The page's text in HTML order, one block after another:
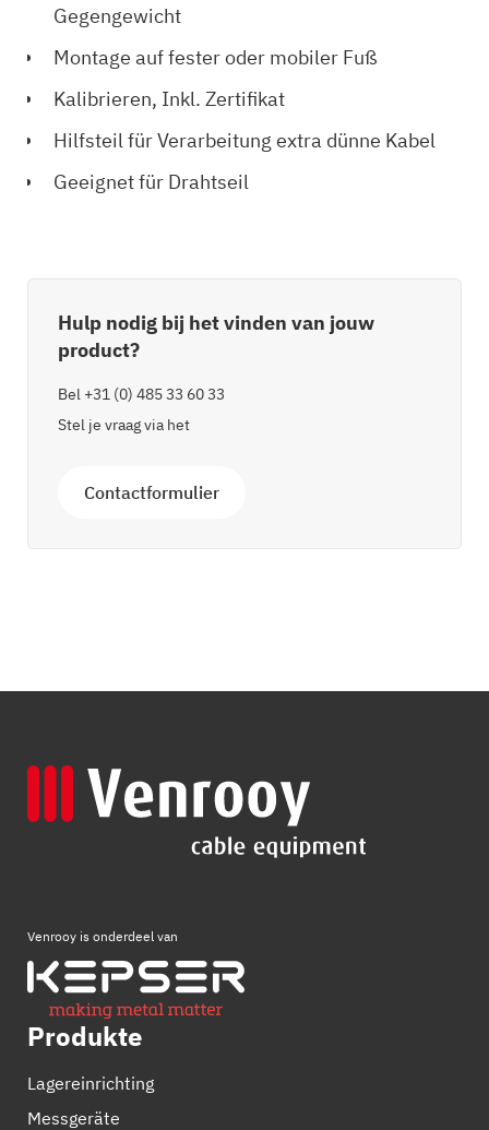
Gegengewicht
Montage auf fester oder mobiler Fuß
Kalibrieren, Inkl. Zertifikat
Hilfsteil für Verarbeitung extra dünne Kabel
Geeignet für Drahtseil
Hulp nodig bij het vinden van jouw
product?
Bel +31 (0) 485 33 60 33
Stel je vraag via het
Contactformulier
Venrooy is onderdeel van
Produkte
Lagereinrichting
Messgeräte